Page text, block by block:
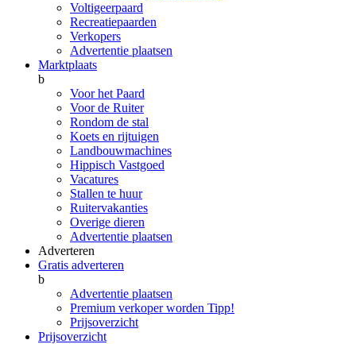
Voltigeerpaard
Recreatiepaarden
Verkopers
Advertentie plaatsen
Marktplaats
b
Voor het Paard
Voor de Ruiter
Rondom de stal
Koets en rijtuigen
Landbouwmachines
Hippisch Vastgoed
Vacatures
Stallen te huur
Ruitervakanties
Overige dieren
Advertentie plaatsen
Adverteren
Gratis adverteren
b
Advertentie plaatsen
Premium verkoper worden Tipp!
Prijsoverzicht
Prijsoverzicht